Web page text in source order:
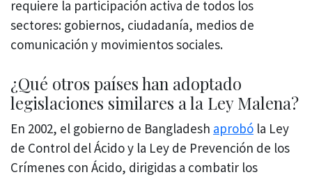
requiere la participación activa de todos los
sectores: gobiernos, ciudadanía, medios de
comunicación y movimientos sociales.
¿Qué otros países han adoptado
legislaciones similares a la Ley Malena?
En 2002, el gobierno de Bangladesh aprobó la Ley
de Control del Ácido y la Ley de Prevención de los
Crímenes con Ácido, dirigidas a combatir los